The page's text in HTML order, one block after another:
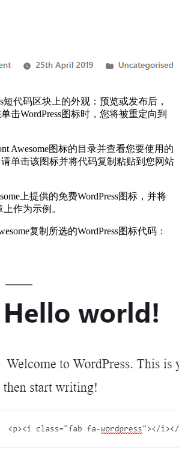
短代码区块上的外观：预览或发布后，
击WordPress图标时，您将被重定向到
Awesome图标的目录并查看您要使用的
单击该图标并将代码复制粘贴到您网站
上提供的免费WordPress图标，并将
上作为示例。
复制所选的WordPress图标代码：